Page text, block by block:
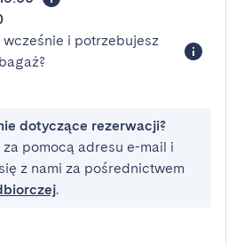
wcześnie i potrzebujesz
dotyczące rezerwacji?
pomocą adresu e-mail i
z nami za pośrednictwem
.